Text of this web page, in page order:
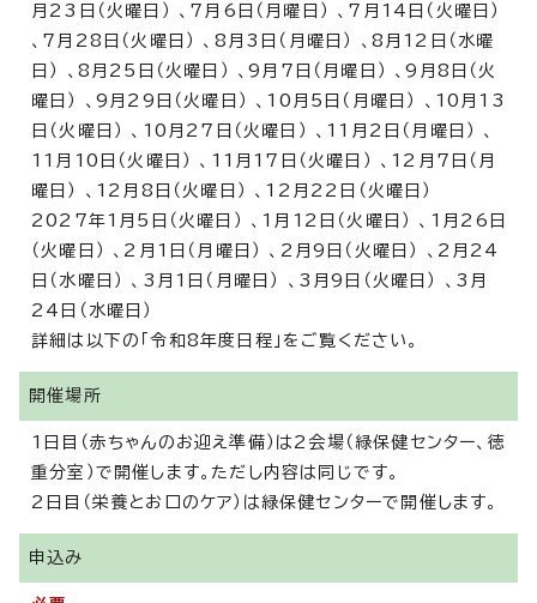
月23日（火曜日） 、7月6日（月曜日） 、7月14日（火曜日）
、7月28日（火曜日） 、8月3日（月曜日） 、8月12日（水曜
日） 、8月25日（火曜日） 、9月7日（月曜日） 、9月8日（火
曜日） 、9月29日（火曜日） 、10月5日（月曜日） 、10月13
日（火曜日） 、10月27日（火曜日） 、11月2日（月曜日） 、
11月10日（火曜日） 、11月17日（火曜日） 、12月7日（月
曜日） 、12月8日（火曜日） 、12月22日（火曜日）
2027年1月5日（火曜日） 、1月12日（火曜日） 、1月26日
（火曜日） 、2月1日（月曜日） 、2月9日（火曜日） 、2月24
日（水曜日） 、3月1日（月曜日） 、3月9日（火曜日） 、3月
24日（水曜日）
詳細は以下の「令和8年度日程」をご覧ください。
開催場所
1日目（赤ちゃんのお迎え準備）は2会場（緑保健センター、徳
重分室）で開催します。ただし内容は同じです。
2日目（栄養とお口のケア）は緑保健センターで開催します。
申込み